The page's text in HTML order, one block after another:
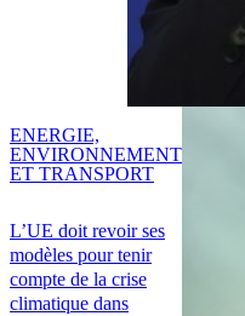
L’UE doit revoir ses
modèles pour tenir
compte de la crise
climatique dans
ENERGIE,
ENVIRONNEMENT
ET TRANSPORT